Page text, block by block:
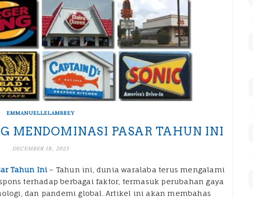
EMMANUELLELAMBREY
MENDOMINASI PASAR TAHUN INI
DECEMBER 18, 2023
Tahun Ini – Tahun ini, dunia waralaba terus mengalami
terhadap berbagai faktor, termasuk perubahan gaya
dan pandemi global. Artikel ini akan membahas